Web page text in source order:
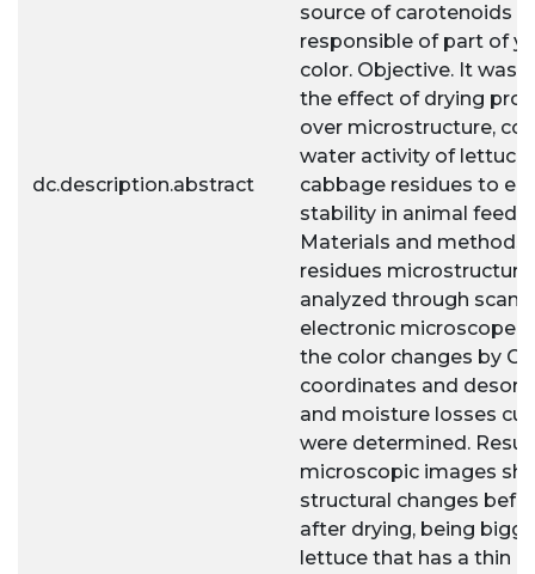
dc.description.abstract
source of carotenoids
responsible of part of
color. Objective. It was
the effect of drying
over microstructure,
water activity of lettuce
cabbage residues to
stability in animal
Materials and methods.
residues microstructure
analyzed through
electronic microscope
the color changes by
coordinates and
and moisture losses
were determined.
microscopic images
structural changes
after drying, being
lettuce that has a thin